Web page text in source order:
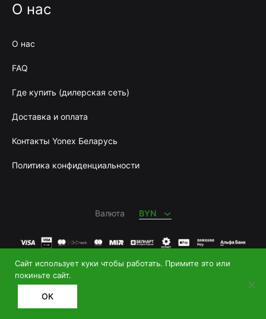
О нас
О нас
FAQ
Где купить (дилерская сеть)
Доставка и оплата
Контакты Yonex Беларусь
Политика конфиденциальности
Купить теннисную ракетку
Валюта BYN
BYN
Сайт использует куки чтобы работать. Примите это или
покиньте сайт.
ОК